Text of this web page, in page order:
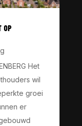
OP
Het
wil
groei
er